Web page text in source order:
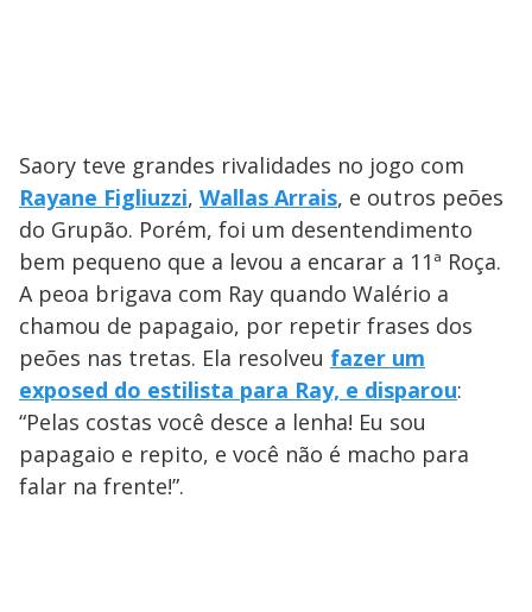
Saory teve grandes rivalidades no jogo com
Rayane Figliuzzi, Wallas Arrais, e outros peões
do Grupão. Porém, foi um desentendimento
bem pequeno que a levou a encarar a 11ª Roça.
A peoa brigava com Ray quando Walério a
chamou de papagaio, por repetir frases dos
peões nas tretas. Ela resolveu fazer um
exposed do estilista para Ray, e disparou:
“Pelas costas você desce a lenha! Eu sou
papagaio e repito, e você não é macho para
falar na frente!”.